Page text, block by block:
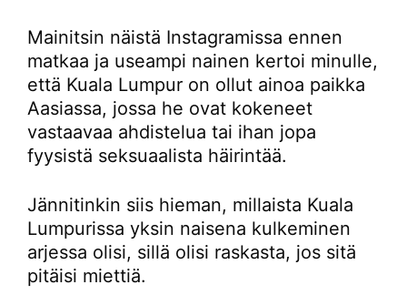
Mainitsin näistä Instagramissa ennen
matkaa ja useampi nainen kertoi minulle,
että Kuala Lumpur on ollut ainoa paikka
Aasiassa, jossa he ovat kokeneet
vastaavaa ahdistelua tai ihan jopa
fyysistä seksuaalista häirintää.
Jännitinkin siis hieman, millaista Kuala
Lumpurissa yksin naisena kulkeminen
arjessa olisi, sillä olisi raskasta, jos sitä
pitäisi miettiä.